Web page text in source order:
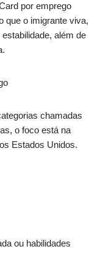
por emprego
que o imigrante viva,
além de
chamadas
o foco está na
Estados Unidos.
ou habilidades